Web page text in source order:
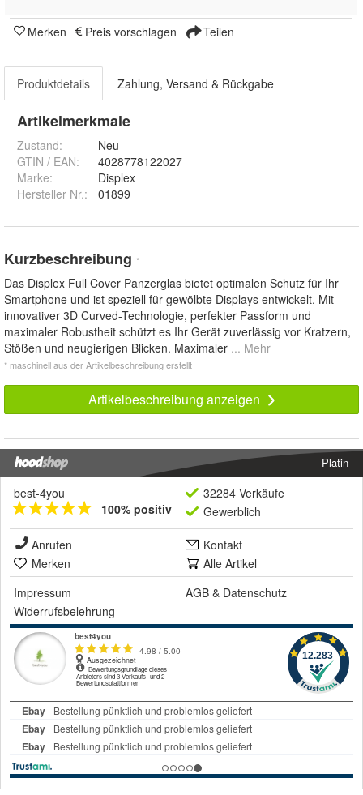
Merken Preis vorschlagen Teilen
Produktdetails Zahlung, Versand & Rückgabe
Artikelmerkmale
Zustand:
Neu
GTIN / EAN:
4028778122027
Marke:
Displex
Hersteller Nr.:
01899
Kurzbeschreibung *
Das Displex Full Cover Panzerglas bietet optimalen Schutz für Ihr
Smartphone und ist speziell für gewölbte Displays entwickelt. Mit
innovativer 3D Curved-Technologie, perfekter Passform und
maximaler Robustheit schützt es Ihr Gerät zuverlässig vor Kratzern,
Stößen und neugierigen Blicken. Maximaler ... Mehr
* maschinell aus der Artikelbeschreibung erstellt
Artikelbeschreibung anzeigen
Platin
best-4you
100% positiv
32284 Verkäufe
Gewerblich
Anrufen
Kontakt
Merken
Alle Artikel
Impressum
AGB & Datenschutz
Widerrufsbelehrung